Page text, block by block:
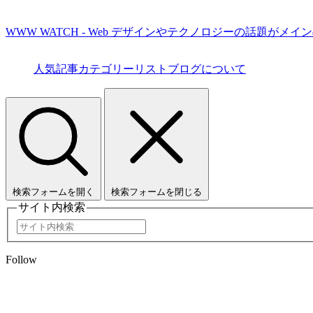
WWW WATCH - Web デザインやテクノロジーの話題がメイ
人気記事カテゴリーリスト ブログについて
検索フォームを開く 検索フォームを閉じる
サイト内検索
Follow